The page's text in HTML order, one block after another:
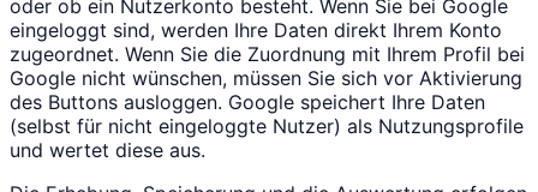
oder ob ein Nutzerkonto besteht. Wenn Sie bei Google
eingeloggt sind, werden Ihre Daten direkt Ihrem Konto
zugeordnet. Wenn Sie die Zuordnung mit Ihrem Profil bei
Google nicht wünschen, müssen Sie sich vor Aktivierung
des Buttons ausloggen. Google speichert Ihre Daten
(selbst für nicht eingeloggte Nutzer) als Nutzungsprofile
und wertet diese aus.